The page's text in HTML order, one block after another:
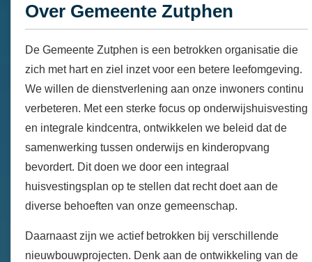
Over Gemeente Zutphen
De Gemeente Zutphen is een betrokken organisatie die
zich met hart en ziel inzet voor een betere leefomgeving.
We willen de dienstverlening aan onze inwoners continu
verbeteren. Met een sterke focus op onderwijshuisvesting
en integrale kindcentra, ontwikkelen we beleid dat de
samenwerking tussen onderwijs en kinderopvang
bevordert. Dit doen we door een integraal
huisvestingsplan op te stellen dat recht doet aan de
diverse behoeften van onze gemeenschap.
Daarnaast zijn we actief betrokken bij verschillende
nieuwbouwprojecten. Denk aan de ontwikkeling van de